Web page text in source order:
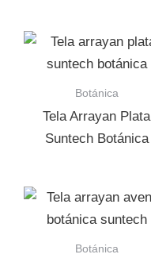
Botánica
Tela Arrayan Plata
Suntech Botánica
Botánica